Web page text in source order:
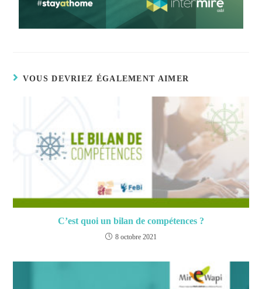
VOUS DEVRIEZ ÉGALEMENT AIMER
C’est quoi un bilan de compétences ?
8 octobre 2021